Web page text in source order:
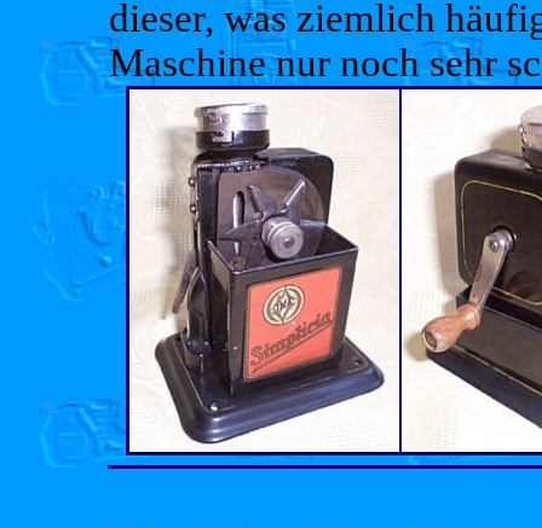
dieser, was ziemlich
Maschine nur noch sehr